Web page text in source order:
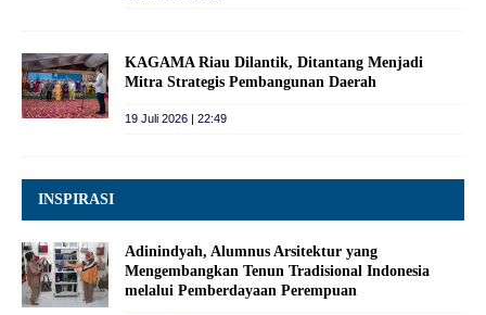
KAGAMA Riau Dilantik, Ditantang Menjadi
Mitra Strategis Pembangunan Daerah
19 Juli 2026 | 22:49
INSPIRASI
Adinindyah, Alumnus Arsitektur yang
Mengembangkan Tenun Tradisional Indonesia
melalui Pemberdayaan Perempuan